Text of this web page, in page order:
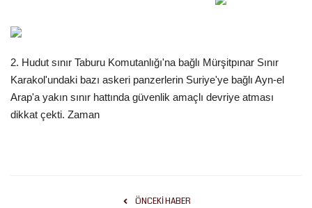
Tekno Bilim
Ekonomi
2. Hudut sınır Taburu Komutanlığı'na bağlı Mürşitpınar Sınır
Karakol'undaki bazı askeri panzerlerin Suriye'ye bağlı Ayn-el
Arap'a yakın sınır hattında güvenlik amaçlı devriye atması
dikkat çekti. Zaman
ÖNCEKI HABER